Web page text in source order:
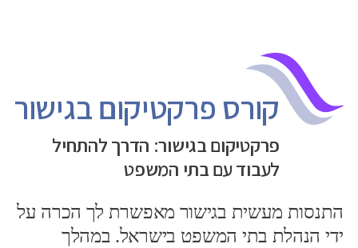
קורס פרקטיקום בגישור
פרקטיקום בגישור: הדרך להתחיל
לעבוד עם בתי המשפט
התנסות מעשית בגישור מאפשרת לך הכרה על
ידי הנהלת בתי המשפט בישראל. במהלך